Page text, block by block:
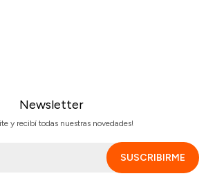
Newsletter
y recibí todas nuestras novedades!
SUSCRIBIRME